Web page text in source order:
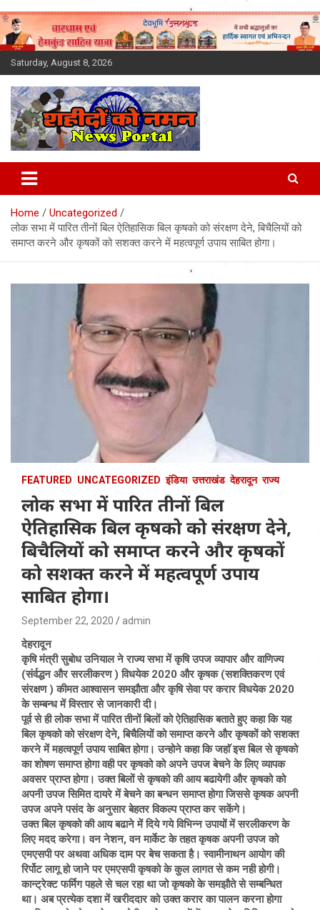
Skip
to
content
Saturday, August 8, 2026
Latest News Today, Breaking
News, Uttarakhand News in
Hindi
Home
Uncategorized
लोक सभा में पारित तीनों बिल ऐतिहासिक बिल कृषको को संरक्षण देने, बिचैलियों को
समाप्त करने और कृषकों को सशक्त करने में महत्वपूर्ण उपाय साबित होगा।
FEATURED UNCATEGORIZED इंडिया उत्तराखंड देहरादून राज्य
लोक सभा में पारित तीनों बिल
ऐतिहासिक बिल कृषको को संरक्षण देने,
बिचैलियों को समाप्त करने और कृषकों
को सशक्त करने में महत्वपूर्ण उपाय
साबित होगा।
September 22, 2020 admin
देहरादून
कृषि मंत्री सुबोध उनियाल ने राज्य सभा में कृषि उपज व्यापार और वाणिज्य
(संर्वद्धन और सरलीकरण ) विधयेक 2020 और कृषक (सशक्तिकरण एवं
संरक्षण ) कीमत आश्वासन समझौता और कृषि सेवा पर करार विधयेक 2020
के सम्बन्ध में विस्तार से जानकारी दी।
पूर्व से ही लोक सभा में पारित तीनों बिलों को ऐतिहासिक बताते हुए कहा कि यह
बिल कृषको को संरक्षण देने, बिचैलियों को समाप्त करने और कृषकों को सशक्त
करने में महत्वपूर्ण उपाय साबित होगा। उन्होने कहा कि जहाॅ इस बिल से कृषको
का शोषण समाप्त होगा वही पर कृषको को अपने उपज बेचने के लिए व्यापक
अवसर प्राप्त होगा। उक्त बिलों से कृषको की आय बढायेगी और कृषको को
अपनी उपज सिमित दायरे में बेचने का बन्धन समाप्त होगा जिससे कृषक अपनी
उपज अपने पसंद के अनुसार बेहतर विकल्प प्राप्त कर सकेंगे।
उक्त बिल कृषको की आय बढाने में दिये गये विभिन्न उपायों में सरलीकरण के
लिए मदद करेगा। वन नेशन, वन मार्केट के तहत कृषक अपनी उपज को
एमएसपी पर अथवा अधिक दाम पर बेच सकता है। स्वामीनाथन आयोग की
रिर्पोट लागू हो जाने पर एमएसपी कृषको के कुल लागत से कम नही होगी।
कान्ट्रेक्ट फर्मिग पहले से चल रहा था जो कृषको के समझौते से सम्बन्धित
था। अब प्रत्येक दशा में खरीददार को उक्त करार का पालन करना होगा